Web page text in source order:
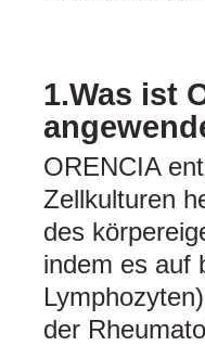
1.Was ist
ORENCIA
Zellkulturen
des
indem es auf
der